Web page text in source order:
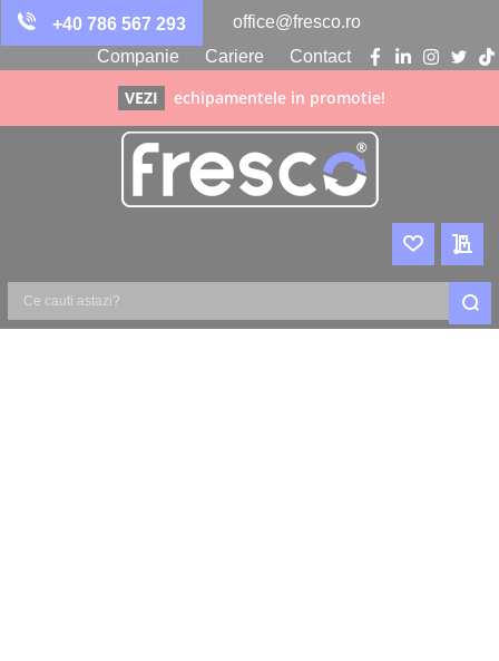
+40 786 567 293
office@fresco.ro
Companie
Cariere Contact
facebook
linkedin
VEZI echipamentele in promotie!
WISHLIST
Ce